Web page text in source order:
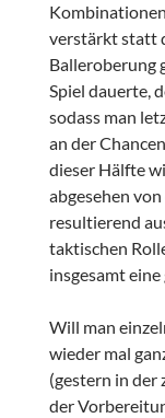
verstärkt statt
Balleroberung
Spiel dauerte,
sodass man
an der
dieser Hälfte
abgesehen
resultierend
taktischen
insgesamt
Will man
wieder mal
(gestern in der
der